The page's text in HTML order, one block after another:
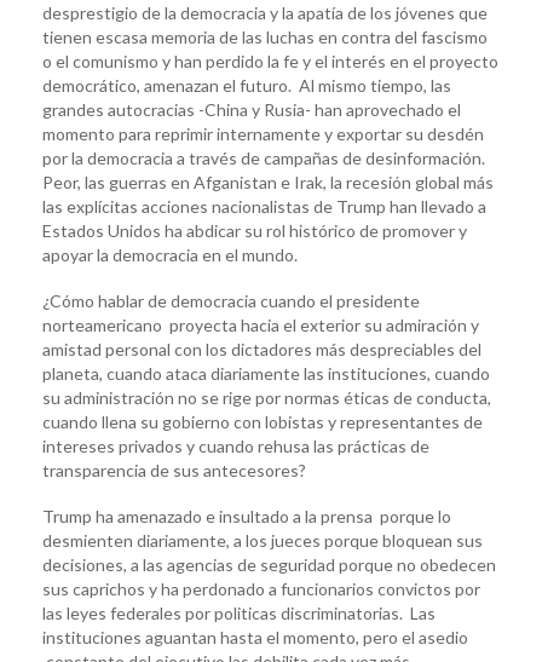
desprestigio de la democracia y la apatía de los jóvenes que
tienen escasa memoria de las luchas en contra del fascismo
o el comunismo y han perdido la fe y el interés en el proyecto
democrático, amenazan el futuro. Al mismo tiempo, las
grandes autocracias -China y Rusia- han aprovechado el
momento para reprimir internamente y exportar su desdén
por la democracia a través de campañas de desinformación.
Peor, las guerras en Afganistan e Irak, la recesión global más
las explícitas acciones nacionalistas de Trump han llevado a
Estados Unidos ha abdicar su rol histórico de promover y
apoyar la democracia en el mundo.
¿Cómo hablar de democracia cuando el presidente
norteamericano proyecta hacia el exterior su admiración y
amistad personal con los dictadores más despreciables del
planeta, cuando ataca diariamente las instituciones, cuando
su administración no se rige por normas éticas de conducta,
cuando llena su gobierno con lobistas y representantes de
intereses privados y cuando rehusa las prácticas de
transparencia de sus antecesores?
Trump ha amenazado e insultado a la prensa porque lo
desmienten diariamente, a los jueces porque bloquean sus
decisiones, a las agencias de seguridad porque no obedecen
sus caprichos y ha perdonado a funcionarios convictos por
las leyes federales por politicas discriminatorias. Las
instituciones aguantan hasta el momento, pero el asedio